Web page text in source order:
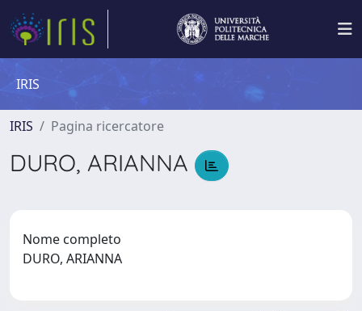
IRIS
IRIS Pagina ricercatore
DURO, ARIANNA
Nome completo
DURO, ARIANNA